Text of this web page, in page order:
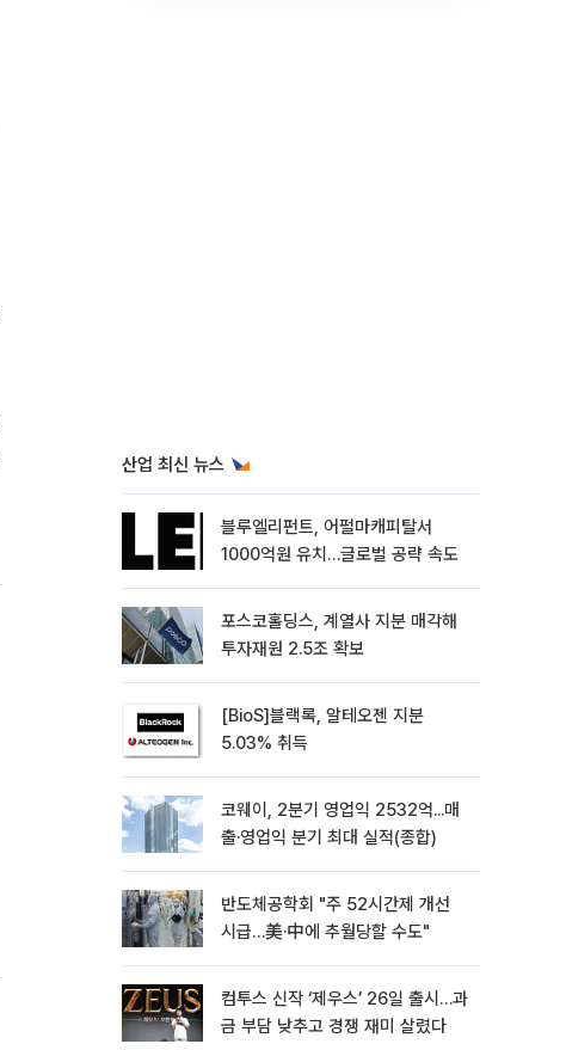
산업 최신 뉴스
블루엘리펀트, 어펄마캐피탈서
1000억원 유치…글로벌 공략 속도
포스코홀딩스, 계열사 지분 매각해
투자재원 2.5조 확보
[BioS]블랙록, 알테오젠 지분
5.03% 취득
코웨이, 2분기 영업익 2532억...매
출·영업익 분기 최대 실적(종합)
반도체공학회 "주 52시간제 개선
시급…美·中에 추월당할 수도"
컴투스 신작 ‘제우스’ 26일 출시…과
금 부담 낮추고 경쟁 재미 살렸다